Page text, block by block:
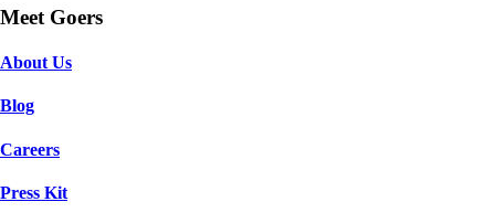
Meet Goers
About Us
Blog
Careers
Press Kit